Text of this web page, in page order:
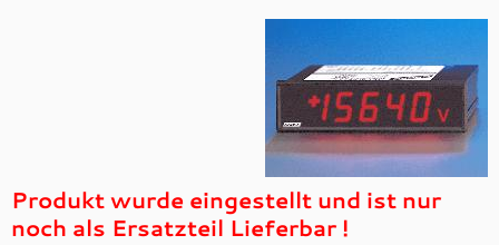
Produkt wurde eingestellt und ist nur
noch als Ersatzteil Lieferbar !